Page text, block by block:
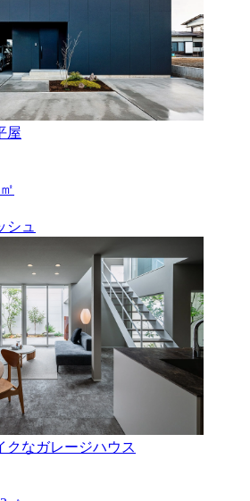
屋
シュ
クなガレージハウス